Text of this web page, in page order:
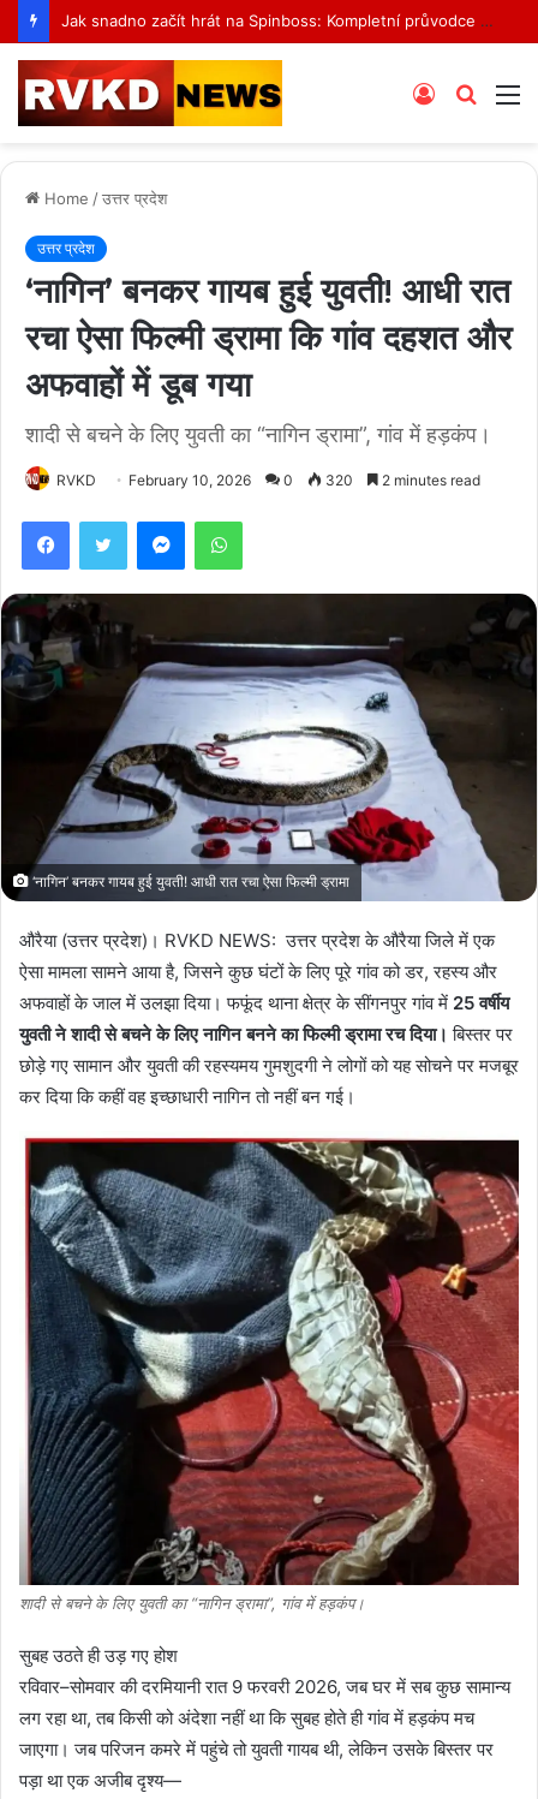
Jak snadno začít hrát na Spinboss: Kompletní průvodce krok za krokem
Search
Log
Home /उत्तर प्रदेश
उत्तर प्रदेश
‘नागिन’ बनकर गायब हुई युवती! आधी रात
रचा ऐसा फिल्मी ड्रामा कि गांव दहशत और
अफवाहों में डूब गया
शादी से बचने के लिए युवती का “नागिन ड्रामा”, गांव में हड़कंप।
RVKD February 10, 2026 0 320 2 minutes read
FacebookTwitter MessengerWhatsApp
‘नागिन’ बनकर गायब हुई युवती! आधी रात रचा ऐसा फिल्मी ड्रामा
औरैया (उत्तर प्रदेश)। RVKD NEWS: उत्तर प्रदेश के औरैया जिले में एक
ऐसा मामला सामने आया है, जिसने कुछ घंटों के लिए पूरे गांव को डर, रहस्य और
अफवाहों के जाल में उलझा दिया। फफूंद थाना क्षेत्र के सींगनपुर गांव में 25 वर्षीय
युवती ने शादी से बचने के लिए नागिन बनने का फिल्मी ड्रामा रच दिया। बिस्तर पर
छोड़े गए सामान और युवती की रहस्यमय गुमशुदगी ने लोगों को यह सोचने पर मजबूर
कर दिया कि कहीं वह इच्छाधारी नागिन तो नहीं बन गई।
शादी से बचने के लिए युवती का “नागिन ड्रामा”, गांव में हड़कंप।
सुबह उठते ही उड़ गए होश
रविवार–सोमवार की दरमियानी रात 9 फरवरी 2026, जब घर में सब कुछ सामान्य
लग रहा था, तब किसी को अंदेशा नहीं था कि सुबह होते ही गांव में हड़कंप मच
जाएगा। जब परिजन कमरे में पहुंचे तो युवती गायब थी, लेकिन उसके बिस्तर पर
पड़ा था एक अजीब दृश्य—